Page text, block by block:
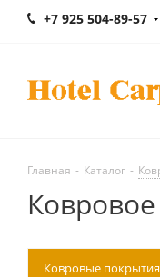
+7 925 504-89-57
Главная - Каталог -
Ковровые покрытия